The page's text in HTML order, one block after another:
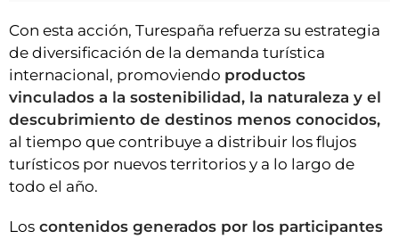
Con esta acción, Turespaña refuerza su estrategia
de diversificación de la demanda turística
internacional, promoviendo productos
vinculados a la sostenibilidad, la naturaleza y el
descubrimiento de destinos menos conocidos,
al tiempo que contribuye a distribuir los flujos
turísticos por nuevos territorios y a lo largo de
todo el año.
Los contenidos generados por los participantes